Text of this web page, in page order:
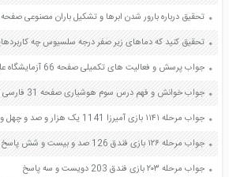
تحقیق درباره بارور شدن ابرها و تشکیل باران مصنوعی صفحه 48 علوم هفتم
جواب پرسش و فعالیت های تکمیلی صفحه 66 آزمایشگاه علوم تجربی دهم
جواب خوانش و فهم درس سوم هوشیاری صفحه 31 فارسی ششم
جواب مرحله ۱۱۴۱ بازی آمیرزا 1141 یک هزار و صد و چهل و یک پاسخ
جواب مرحله ۱۲۶ بازی فندق 126 صد و بیست و شش پاسخ
جواب مرحله ۲۰۳ بازی فندق 203 دویست و سه پاسخ